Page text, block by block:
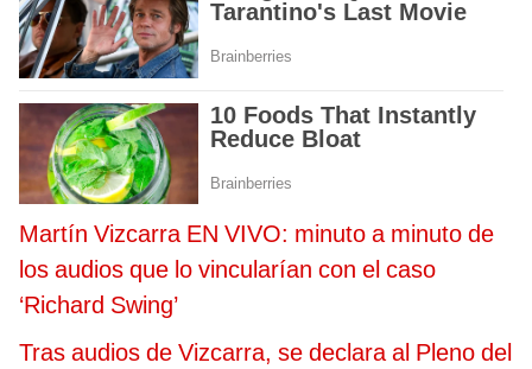
Martín Vizcarra EN VIVO: minuto a minuto de
los audios que lo vincularían con el caso
‘Richard Swing’
Tras audios de Vizcarra, se declara al Pleno del